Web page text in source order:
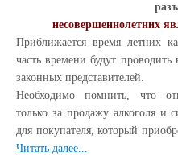
несовершеннолетних
Приближается время летних
часть времени будут
законных представителей.
Необходимо помнить, что
только за продажу алкоголя и
для покупателя, который
Читать далее...